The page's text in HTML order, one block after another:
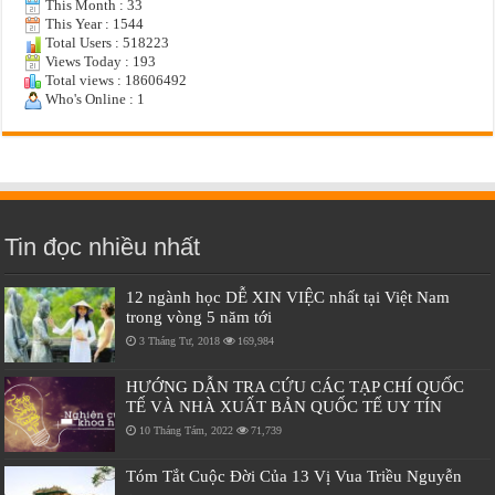
This Month : 33
This Year : 1544
Total Users : 518223
Views Today : 193
Total views : 18606492
Who's Online : 1
Tin đọc nhiều nhất
12 ngành học DỄ XIN VIỆC nhất tại Việt Nam
trong vòng 5 năm tới
3 Tháng Tư, 2018 169,984
HƯỚNG DẪN TRA CỨU CÁC TẠP CHÍ QUỐC
TẾ VÀ NHÀ XUẤT BẢN QUỐC TẾ UY TÍN
10 Tháng Tám, 2022 71,739
Tóm Tắt Cuộc Đời Của 13 Vị Vua Triều Nguyễn